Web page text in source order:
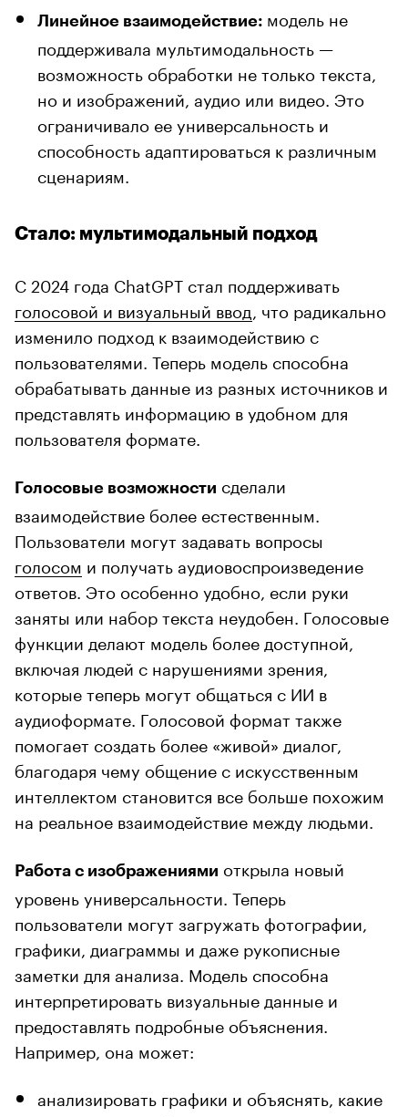
Линейное взаимодействие: модель не
поддерживала мультимодальность —
возможность обработки не только текста,
но и изображений, аудио или видео. Это
ограничивало ее универсальность и
способность адаптироваться к различным
сценариям.
Стало: мультимодальный подход
С 2024 года ChatGPT стал поддерживать
голосовой и визуальный ввод , что радикально
изменило подход к взаимодействию с
пользователями. Теперь модель способна
обрабатывать данные из разных источников и
представлять информацию в удобном для
пользователя формате.
Голосовые возможности сделали
взаимодействие более естественным.
Пользователи могут задавать вопросы
голосом и получать аудиовоспроизведение
ответов. Это особенно удобно, если руки
заняты или набор текста неудобен. Голосовые
функции делают модель более доступной,
включая людей с нарушениями зрения,
которые теперь могут общаться с ИИ в
аудиоформате. Голосовой формат также
помогает создать более «живой» диалог,
благодаря чему общение с искусственным
интеллектом становится все больше похожим
на реальное взаимодействие между людьми.
Работа с изображениями открыла новый
уровень универсальности. Теперь
пользователи могут загружать фотографии,
графики, диаграммы и даже рукописные
заметки для анализа. Модель способна
интерпретировать визуальные данные и
предоставлять подробные объяснения.
Например, она может:
анализировать графики и объяснять, какие